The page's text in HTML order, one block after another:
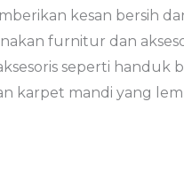
kesan bersih
furnitur dan
seperti handuk
karpet mandi yang